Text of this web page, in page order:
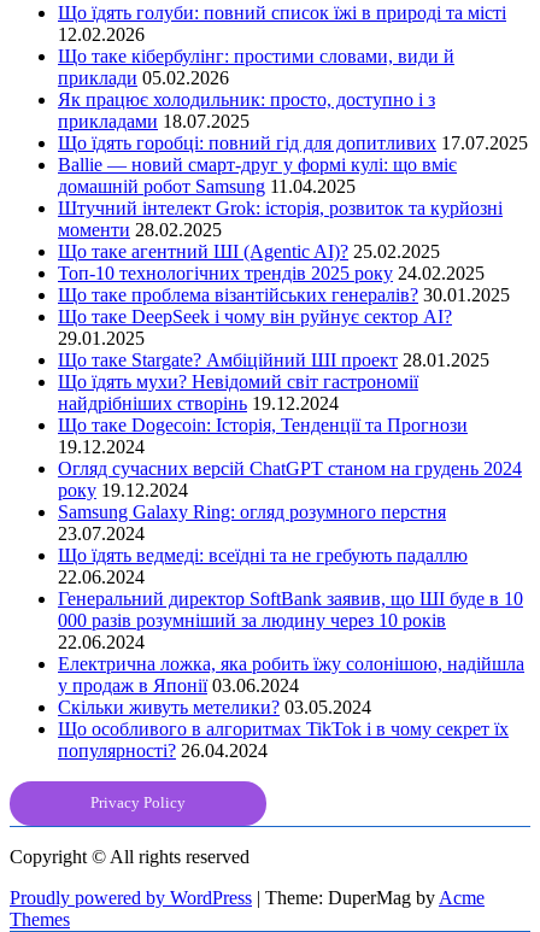
Що їдять голуби: повний список їжі в природі та місті
12.02.2026
Що таке кібербулінг: простими словами, види й
приклади 05.02.2026
Як працює холодильник: просто, доступно і з
прикладами 18.07.2025
Що їдять горобці: повний гід для допитливих 17.07.2025
Ballie — новий смарт-друг у формі кулі: що вміє
домашній робот Samsung 11.04.2025
Штучний інтелект Grok: історія, розвиток та курйозні
моменти 28.02.2025
Що таке агентний ШІ (Agentic AI)? 25.02.2025
Топ-10 технологічних трендів 2025 року 24.02.2025
Що таке проблема візантійських генералів? 30.01.2025
Що таке DeepSeek і чому він руйнує сектор АІ?
29.01.2025
Що таке Stargate? Амбіційний ШІ проект 28.01.2025
Що їдять мухи? Невідомий світ гастрономії
найдрібніших створінь 19.12.2024
Що таке Dogecoin: Історія, Тенденції та Прогнози
19.12.2024
Огляд сучасних версій ChatGPT станом на грудень 2024
року 19.12.2024
Samsung Galaxy Ring: огляд розумного перстня
23.07.2024
Що їдять ведмеді: всеїдні та не гребують падаллю
22.06.2024
Генеральний директор SoftBank заявив, що ШІ буде в 10
000 разів розумніший за людину через 10 років
22.06.2024
Електрична ложка, яка робить їжу солонішою, надійшла
у продаж в Японії 03.06.2024
Скільки живуть метелики? 03.05.2024
Що особливого в алгоритмах TikTok і в чому секрет їх
популярності? 26.04.2024
Privacy Policy
Copyright © All rights reserved
Proudly powered by WordPress | Theme: DuperMag by Acme
Themes